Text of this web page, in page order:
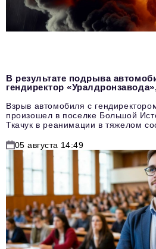
В результате подрыва
гендиректор
Взрыв автомобиля с
произошел в поселке Большой
Ткачук в реанимации в тяжелом
05 августа 14:49